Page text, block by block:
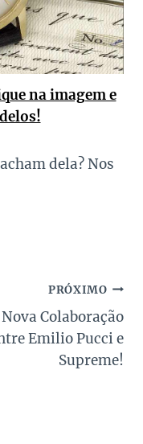
na imagem e
dela? Nos
PRÓXIMO
Colaboração
Emilio Pucci e
Supreme!